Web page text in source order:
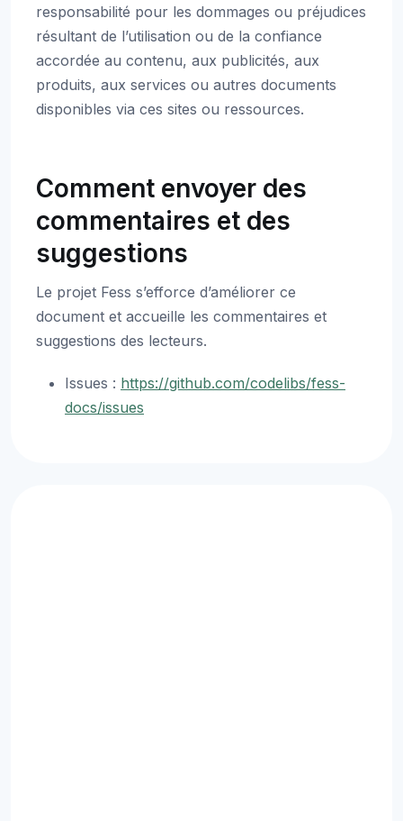
responsabilité pour les dommages ou préjudices
résultant de l’utilisation ou de la confiance
accordée au contenu, aux publicités, aux
produits, aux services ou autres documents
disponibles via ces sites ou ressources.
Comment envoyer des
commentaires et des
suggestions
Le projet Fess s’efforce d’améliorer ce
document et accueille les commentaires et
suggestions des lecteurs.
Issues : https://github.com/codelibs/fess-
docs/issues